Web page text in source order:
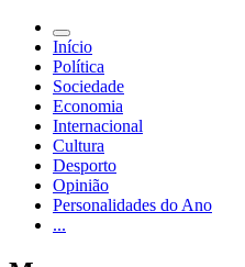
Início
Política
Sociedade
Economia
Internacional
Cultura
Desporto
Opinião
Personalidades do Ano
...